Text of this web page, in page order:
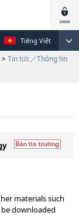
Tiếng Việt
> Tin tức／Thông tin
materials such
be downloaded